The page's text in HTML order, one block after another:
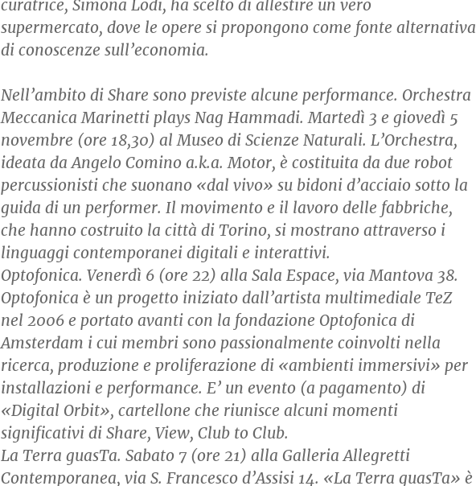
curatrice, Simona Lodi, ha scelto di allestire un vero
supermercato, dove le opere si propongono come fonte alternativa
di conoscenze sull’economia.
Nell’ambito di Share sono previste alcune performance. Orchestra
Meccanica Marinetti plays Nag Hammadi. Martedì 3 e giovedì 5
novembre (ore 18,30) al Museo di Scienze Naturali. L’Orchestra,
ideata da Angelo Comino a.k.a. Motor, è costituita da due robot
percussionisti che suonano «dal vivo» su bidoni d’acciaio sotto la
guida di un performer. Il movimento e il lavoro delle fabbriche,
che hanno costruito la città di Torino, si mostrano attraverso i
linguaggi contemporanei digitali e interattivi.
Optofonica. Venerdì 6 (ore 22) alla Sala Espace, via Mantova 38.
Optofonica è un progetto iniziato dall’artista multimediale TeZ
nel 2006 e portato avanti con la fondazione Optofonica di
Amsterdam i cui membri sono passionalmente coinvolti nella
ricerca, produzione e proliferazione di «ambienti immersivi» per
installazioni e performance. E’ un evento (a pagamento) di
«Digital Orbit», cartellone che riunisce alcuni momenti
significativi di Share, View, Club to Club.
La Terra guasTa. Sabato 7 (ore 21) alla Galleria Allegretti
Contemporanea, via S. Francesco d’Assisi 14. «La Terra guasTa» è